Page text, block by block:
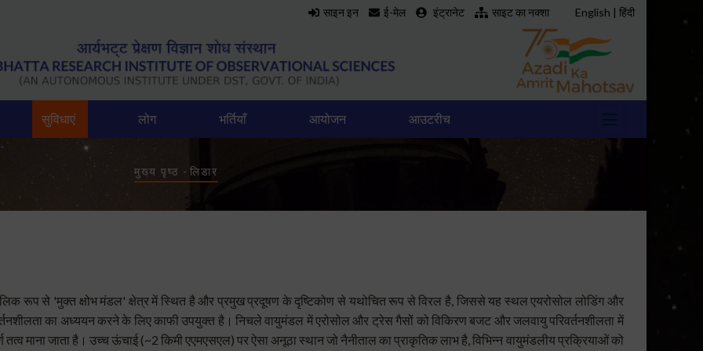
साइन इन ई-मेल इंट्रानेट साइट का नक्शा English | हिंदी
सुविधाएं लोग भर्तियाँ आयोजन आउटरीच
Breadcrumb
मुख्य पृष्ठ - लिडार
रूप से 'मुक्त क्षोभ मंडल' क्षेत्र में स्थित है और प्रमुख प्रदूषण के दृष्टिकोण से यथोचित रूप से विरल है, जिससे यह स्थल एयरोसोल लोडिंग और
का अध्ययन करने के लिए काफी उपयुक्त है। निचले वायुमंडल में एरोसोल और ट्रेस गैसों को विकिरण बजट और जलवायु परिवर्तनशीलता में
तत्व माना जाता है। उच्च ऊंचाई (~2 किमी एएमएसएल) पर ऐसा अनूठा स्थान जो नैनीताल का प्राकृतिक लाभ है, विभिन्न वायुमंडलीय प्रक्रियाओं को